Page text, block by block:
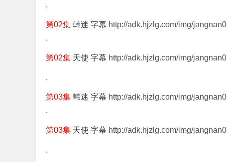
.
第02集 韩迷 字幕 http://adk.hjzlg.com/img/
.
第02集 天使 字幕 http://adk.hjzlg.com/img/
.
第03集 韩迷 字幕 http://adk.hjzlg.com/img/
.
第03集 天使 字幕 http://adk.hjzlg.com/img/
.